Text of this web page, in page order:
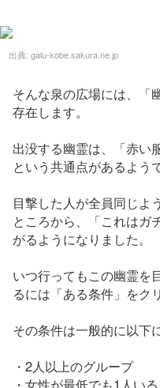
出典: galu-kobe.sakura.ne.jp
そんな泉の広場には、「
存在します。
出没する幽霊は、「赤い
という共通点があるよう
目撃した人が全員同じよ
ところから、「これはガ
がるようになりました。
いつ行ってもこの幽霊を
るには「ある条件」をク
その条件は一般的に以下
・2人以上のグループ